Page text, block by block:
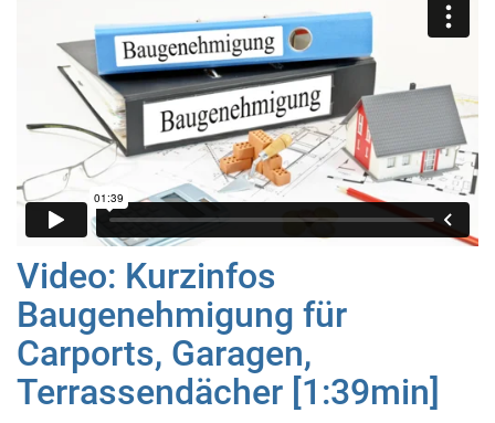
Video: Kurzinfos
Baugenehmigung für
Carports, Garagen,
Terrassendächer [1:39min]